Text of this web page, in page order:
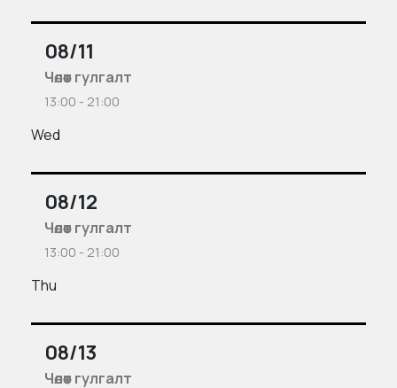
08/11
Чөлөөт гулгалт
13:00 - 21:00
Wed
08/12
Чөлөөт гулгалт
13:00 - 21:00
Thu
08/13
Чөлөөт гулгалт